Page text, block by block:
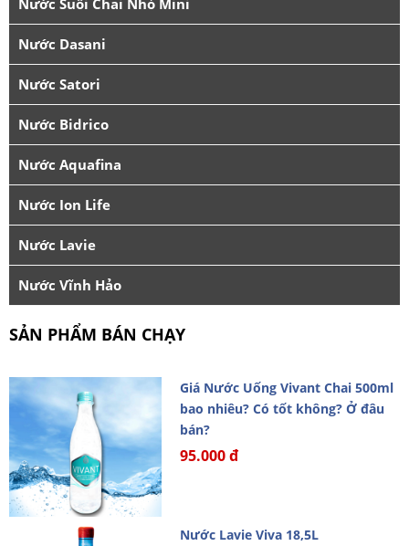
Nước Suối Chai Nhỏ Mini
Nước Dasani
Nước Satori
Nước Bidrico
Nước Aquafina
Nước Ion Life
Nước Lavie
Nước Vĩnh Hảo
SẢN PHẨM BÁN CHẠY
Giá Nước Uống Vivant Chai 500ml
bao nhiêu? Có tốt không? Ở đâu
bán?
95.000 đ
Nước Lavie Viva 18,5L